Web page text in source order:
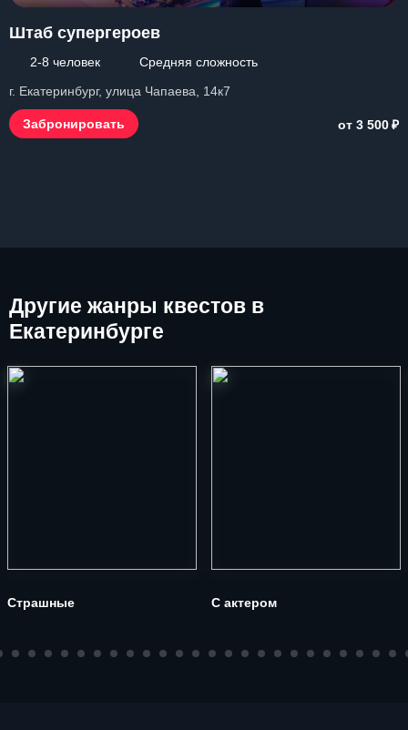
Штаб супергероев
2-8 человек
Средняя сложность
г. Екатеринбург, улица Чапаева, 14к7
Забронировать от 3 500₽
Другие жанры квестов в
Екатеринбурге
Страшные С актером